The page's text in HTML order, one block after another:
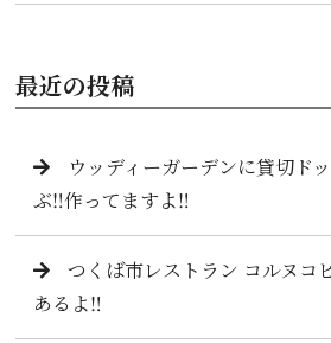
最近の投稿
ウッディーガーデンに貸切ド
ぶ‼️作ってますよ‼️
つくば市レストラン コルヌコ
あるよ‼️